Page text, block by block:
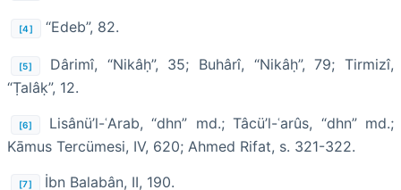
[4] “Edeb”, 82.
[5]
Dârimî, “Nikâḥ”, 35; Buhârî, “Nikâḥ”, 79; Tirmizî,
“Ṭalâḳ”, 12.
[6]
Lisânü’l-ʿArab, “dhn” md.; Tâcü’l-ʿarûs, “dhn” md.;
Kāmus Tercümesi, IV, 620; Ahmed Rifat, s. 321-322.
[7] İbn Balabân, II, 190.